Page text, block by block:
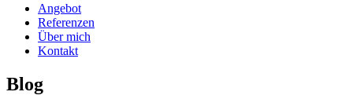
Angebot
Referenzen
Über mich
Kontakt
Blog